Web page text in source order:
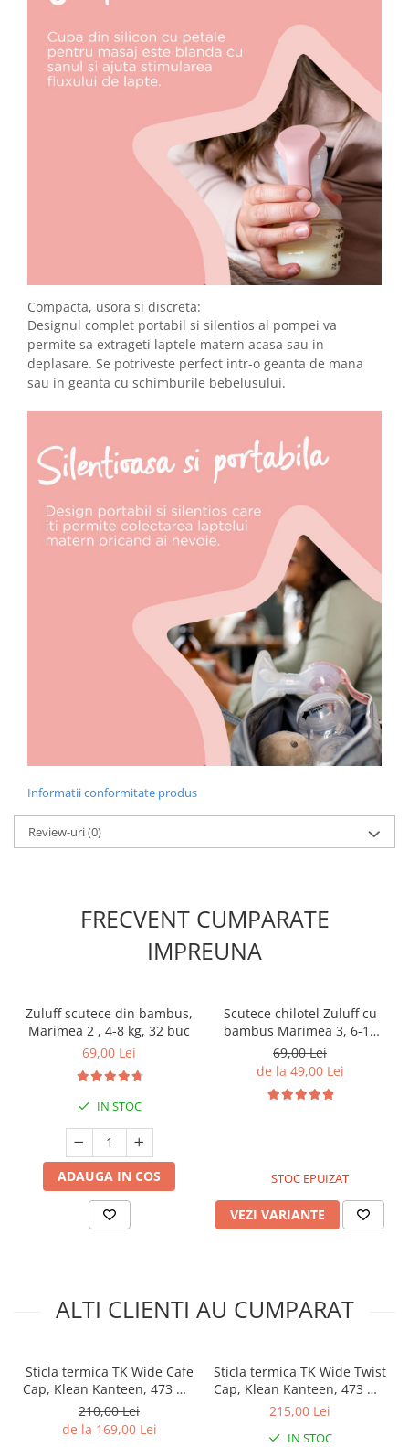
Compacta, usora si discreta:
Designul complet portabil si silentios al pompei va
permite sa extrageti laptele matern acasa sau in
deplasare. Se potriveste perfect intr-o geanta de mana
sau in geanta cu schimburile bebelusului.
Informatii conformitate produs
Review-uri(0)
FRECVENT CUMPARATE
IMPREUNA
Zuluff scutece din bambus,
Marimea 2 , 4-8 kg, 32 buc
69,00 Lei
IN STOC
ADAUGA IN COS
Scutece chilotel Zuluff cu
bambus Marimea 3, 6-11
kg, 30 buc
69,00 Lei
de la 49,00 Lei
STOC EPUIZAT
VEZI VARIANTE
ALTI CLIENTI AU CUMPARAT
Sticla termica TK Wide Cafe
Cap, Klean Kanteen, 473 ml,
Black
210,00 Lei
de la 169,00 Lei
Sticla termica TK Wide Twist
Cap, Klean Kanteen, 473 ml,
Blue Tint
215,00 Lei
IN STOC